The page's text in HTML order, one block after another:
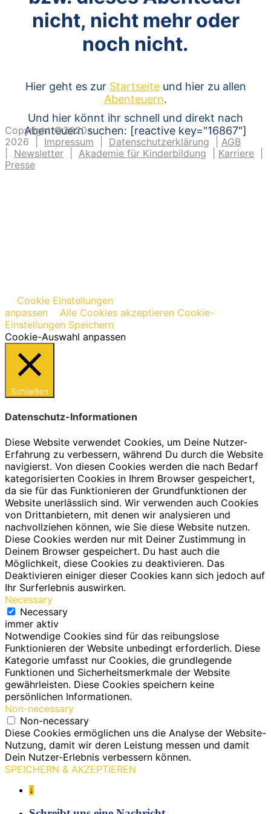
nicht, nicht mehr oder
noch nicht.
Hier geht es zur Startseiteund hier zu allen
Abenteuern.
Und hier könnt ihr schnell und direkt nach
Abenteuern suchen: [reactive key="16867"]
Copyright ©2020-
2026 | Impressum Datenschutzerklärung
AGB
Newsletter Akademie für Kinderbildung Karriere
Presse
Cookie Einstellungen
anpassen
Alle Cookies akzeptieren Cookie-
Einstellungen Speichern
Cookie-Auswahl anpassen
Schließen
Datenschutz-Informationen
Diese Website verwendet Cookies, um Deine Nutzer-
Erfahrung zu verbessern, während Du durch die Website
navigierst. Von diesen Cookies werden die nach Bedarf
kategorisierten Cookies in Ihrem Browser gespeichert,
da sie für das Funktionieren der Grundfunktionen der
Website unerlässlich sind. Wir verwenden auch Cookies
von Drittanbietern, mit denen wir analysieren und
nachvollziehen können, wie Sie diese Website nutzen.
Diese Cookies werden nur mit Deiner Zustimmung in
Deinem Browser gespeichert. Du hast auch die
Möglichkeit, diese Cookies zu deaktivieren. Das
Deaktivieren einiger dieser Cookies kann sich jedoch auf
Ihr Surferlebnis auswirken.
Necessary
Necessary
immer aktiv
Notwendige Cookies sind für das reibungslose
Funktionieren der Website unbedingt erforderlich. Diese
Kategorie umfasst nur Cookies, die grundlegende
Funktionen und Sicherheitsmerkmale der Website
gewährleisten. Diese Cookies speichern keine
persönlichen Informationen.
Non-necessary
Non-necessary
Diese Cookies ermöglichen uns die Analyse der Website-
Nutzung, damit wir deren Leistung messen und damit
Dein Nutzer-Erlebnis verbessern können.
SPEICHERN & AKZEPTIEREN
↓